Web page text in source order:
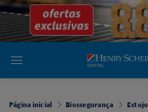
emDental
Cremer -
Henry Schein
Laboratório
Laboratório
Cremer -
Página inicial Biossegurança